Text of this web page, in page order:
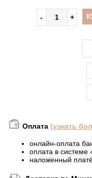
Оплата (узнать
онлайн-оплата
оплата в
наложенный